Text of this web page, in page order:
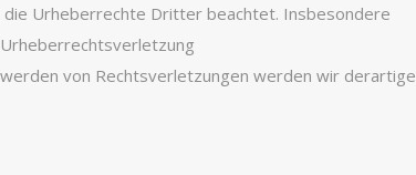
Urheberrechte Dritter beachtet. Insbesondere
von Rechtsverletzungen werden wir derartige